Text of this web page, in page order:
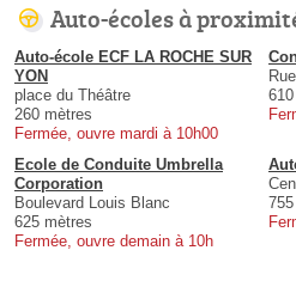
Auto-écoles à
Auto-école ECF LA ROCHE SUR
YON
place du Théâtre
260 mètres
Fermée, ouvre mardi à 10h00
Ecole de Conduite Umbrella
Corporation
Boulevard Louis Blanc
625 mètres
Fermée, ouvre demain à 10h